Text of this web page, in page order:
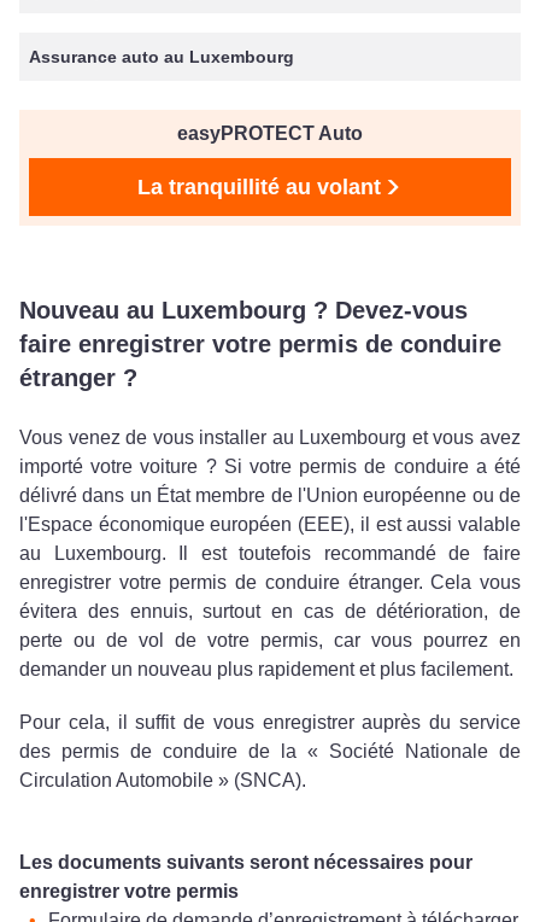
Assurance auto au Luxembourg
easyPROTECT Auto
La tranquillité au volant
Nouveau au Luxembourg ? Devez-vous
faire enregistrer votre permis de conduire
étranger ?
Vous venez de vous installer au Luxembourg et vous avez
importé votre voiture ? Si votre permis de conduire a été
délivré dans un État membre de l'Union européenne ou de
l'Espace économique européen (EEE), il est aussi valable
au Luxembourg. Il est toutefois recommandé de faire
enregistrer votre permis de conduire étranger. Cela vous
évitera des ennuis, surtout en cas de détérioration, de
perte ou de vol de votre permis, car vous pourrez en
demander un nouveau plus rapidement et plus facilement.
Pour cela, il suffit de vous enregistrer auprès du service
des permis de conduire de la « Société Nationale de
Circulation Automobile » (SNCA).
Les documents suivants seront nécessaires pour
enregistrer votre permis